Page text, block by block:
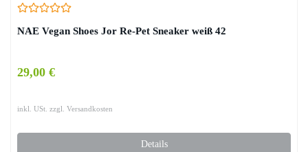
NAE Vegan Shoes Jor Re-Pet Sneaker weiß 42
29,00 €
inkl. USt. zzgl. Versandkosten
Details